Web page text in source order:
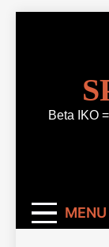
Beta IKO
MENU